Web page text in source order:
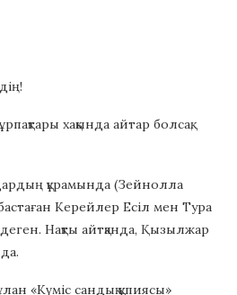
хақында айтар болсақ,
құрамында (Зейнолла
Керейлер Есіл мен Тура
Нақты айтқанда, Қызылжар
«Күміс сандық құпиясы»